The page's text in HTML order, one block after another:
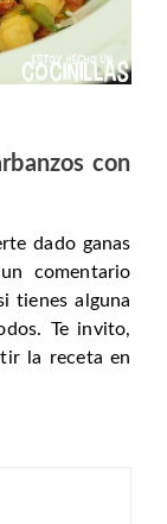
con
dado ganas
comentario
tienes alguna
Te invito,
la receta en